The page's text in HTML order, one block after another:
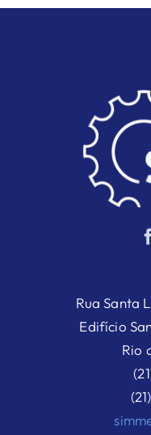
Rua Santa
Edifício
Rio